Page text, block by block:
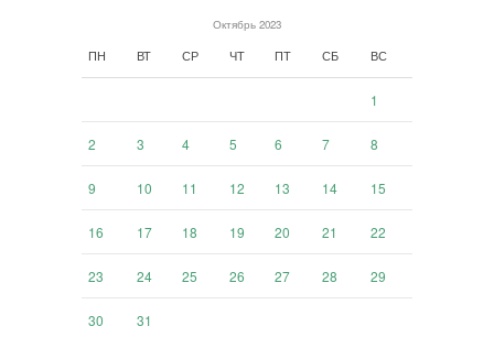
Октябрь 2023
ПН ВТ СР ЧТ ПТ СБ ВС
1
2 3 4 5 6 7 8
9 10 11 12 13 14 15
16 17 18 19 20 21 22
23 24 25 26 27 28 29
30 31